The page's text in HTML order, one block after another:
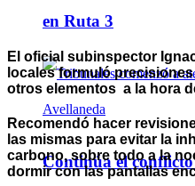
en Ruta 3
Continúa el
El oficial subinspector
locales formuló
otros elementos a la hora
Recomendó hacer
las mismas para evitar la
carbono, sobre todo a la
dormir con las pantallas